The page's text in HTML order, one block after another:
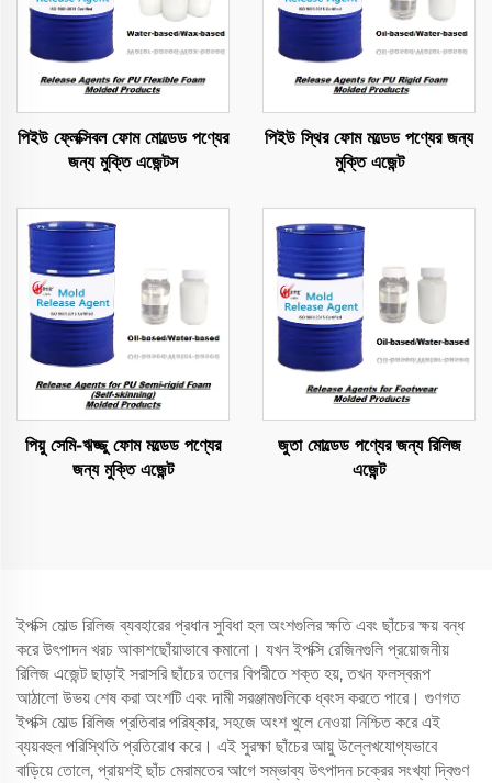
পিইউ ফ্লেক্সিবল ফোম মোল্ডেড পণ্যের
জন্য মুক্তি এজেন্টস
পিইউ স্থির ফোম মল্ডেড পণ্যের জন্য
মুক্তি এজেন্ট
পিয়ু সেমি-ঋজ্জু ফোম মল্ডেড পণ্যের
জন্য মুক্তি এজেন্ট
জুতা মোল্ডেড পণ্যের জন্য রিলিজ
এজেন্ট
ইপক্সি মোল্ড রিলিজ ব্যবহারের প্রধান সুবিধা হল অংশগুলির ক্ষতি এবং ছাঁচের ক্ষয় বন্ধ
করে উৎপাদন খরচ আকাশছোঁয়াভাবে কমানো। যখন ইপক্সি রেজিনগুলি প্রয়োজনীয়
রিলিজ এজেন্ট ছাড়াই সরাসরি ছাঁচের তলের বিপরীতে শক্ত হয়, তখন ফলস্বরূপ
আঠালো উভয় শেষ করা অংশটি এবং দামী সরঞ্জামগুলিকে ধ্বংস করতে পারে। গুণগত
ইপক্সি মোল্ড রিলিজ প্রতিবার পরিষ্কার, সহজে অংশ খুলে নেওয়া নিশ্চিত করে এই
ব্যয়বহুল পরিস্থিতি প্রতিরোধ করে। এই সুরক্ষা ছাঁচের আয়ু উল্লেখযোগ্যভাবে
বাড়িয়ে তোলে, প্রায়শই ছাঁচ মেরামতের আগে সম্ভাব্য উৎপাদন চক্রের সংখ্যা দ্বিগুণ